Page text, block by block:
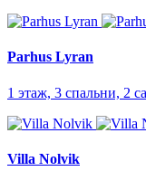
Parhus Lyran
1 этаж, 3 спальни, 2
Villa Nolvik